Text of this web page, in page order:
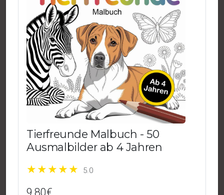
Tierfreunde Malbuch - 50
Ausmalbilder ab 4 Jahren
5.0
9,80€